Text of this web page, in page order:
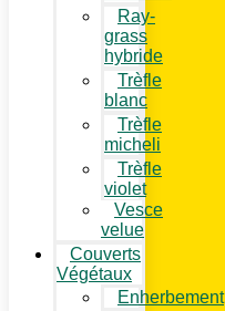
Ray-
grass
hybride
Trèfle
blanc
Trèfle
micheli
Trèfle
violet
Vesce
velue
Couverts
Végétaux
Enherbement